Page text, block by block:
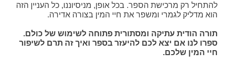
להתחיל רק מרכישת הספר. בכל אופן, מניסיוננו, כל העניין הזה
הוא מדליק לגמרי ומשפר את חיי המין בצורה אדירה.
תורה הודית עתיקה ומסתורית פתוחה לשימוש של כולם.
ספרו לנו אם יצא לכם להיעזר בספר ואיך זה תרם לשיפור
חיי המין שלכם.